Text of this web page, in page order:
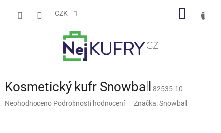
CZK
Kosmetický kufr Snowball
82535-10
Průměrné
Neohodnoceno Podrobnosti hodnocení Značka:Snowball